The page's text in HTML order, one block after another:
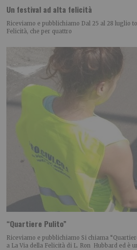
Un festival ad alta felicità
Riceviamo e pubblichiamo Dal 25 al 28 luglio
Felicità, che per quattro
“Quartiere Pulito”
Riceviamo e pubblichiamo Si chiama
a La Via della Felicità di L. Ron Hubbard ed è